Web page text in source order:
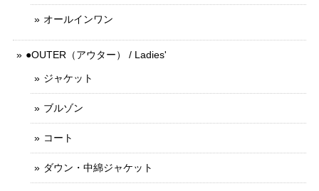
オールインワン
●OUTER（アウター） / Ladies'
ジャケット
ブルゾン
コート
ダウン・中綿ジャケット